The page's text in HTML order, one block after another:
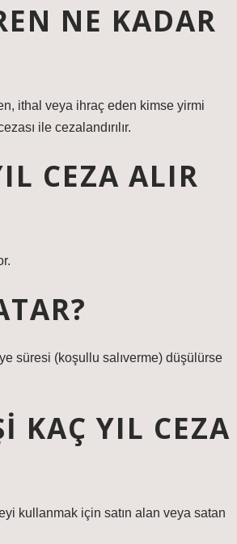
NE KADAR
ithal veya ihraç eden kimse yirmi
ile cezalandırılır.
CEZA ALIR
süresi (koşullu salıverme) düşülürse
KAÇ YIL CEZA
kullanmak için satın alan veya satan